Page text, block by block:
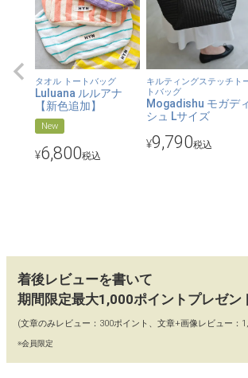
荷物が増えた日にも頼れる大きめサイズ。
タオルや着替え、飲み物などもまとめて入れ
かけに自然と出番が増えるバッグです。
容量がありながら、重たく見えにくい軽やか
日常使いにもレジャーにも使いやすいのが魅
“荷物が多い日用”に留まらず、普段のコーデに
れます。
【手持ちしやすい、短めハンドル付き】
短めハンドル付き。
移動中や人の多い場所でもスマートに持ち替
なストレスを減らしてくれます。
タオル トートバッグ
Luluana ルルアナ
【新色追加】
New
¥6,800税込
キルティングステッチト
トバッグ
Mogadishu モガディ
シュ Lサイズ
¥9,790税込
着後レビューを書いて
期間限定最大1,000ポイントプレゼン
(文章のみレビュー：300ポイント、文章+画像レビュー：
※会員限定